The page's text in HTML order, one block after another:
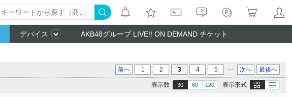
デバイス AKB48グループ LIVE!! ON DEMAND チケット
前へ 1 2 3 4 5 ... 次へ 最後へ
表示形式 画像 テキスト
表示数 30 60 120